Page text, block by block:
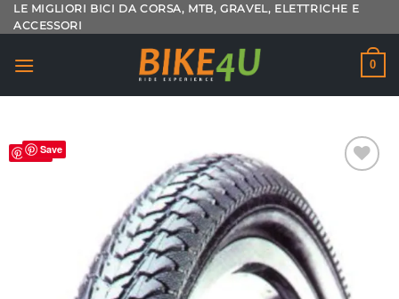
Salta
ai
LE MIGLIORI BICI DA CORSA, MTB, GRAVEL, ELETTRICHE E
ACCESSORI
0
Save
desideri
Save